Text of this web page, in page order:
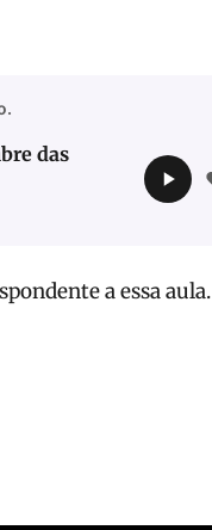
das
a essa aula.